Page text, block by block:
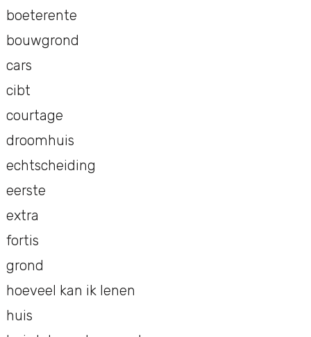
boeterente
bouwgrond
cars
cibt
courtage
droomhuis
echtscheiding
eerste
extra
fortis
grond
hoeveel kan ik lenen
huis